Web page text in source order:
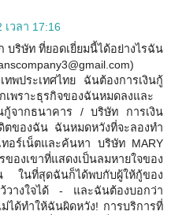
เวลา 17:16
บริษัท ที่ยอดเยี่ยมนี้ได้อย่างไรฉัน
พประเทศไทย ฉันต้องการเงินกู้
เพราะธุรกิจของฉันหมดลงและ
กู้จากธนาคาร / บริษัท การเงิน
ของฉัน ฉันหมดหวังที่จะลองทำ
ทอร์เน็ตและค้นหา บริษัท MARY
องเขาที่แสดงเป็นลมหายใจของ
ในที่สุดฉันก็ได้พบกับผู้ให้กู้ของ
วางใจได้ - และฉันต้องบอกว่า
ได้ทำให้ฉันผิดหวัง! การบริการที่